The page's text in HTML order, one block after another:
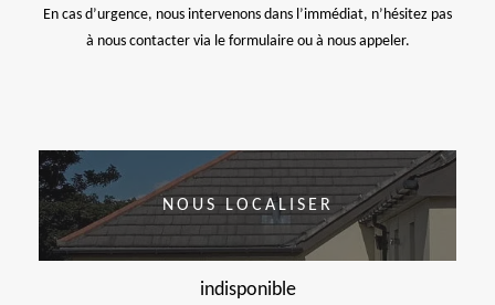
En cas d’urgence, nous intervenons dans l’immédiat, n’hésitez pas
à nous contacter via le formulaire ou à nous appeler.
NOUS LOCALISER
indisponible